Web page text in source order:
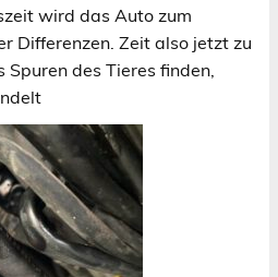
wird das Auto zum
Differenzen. Zeit also jetzt zu
Spuren des Tieres finden,